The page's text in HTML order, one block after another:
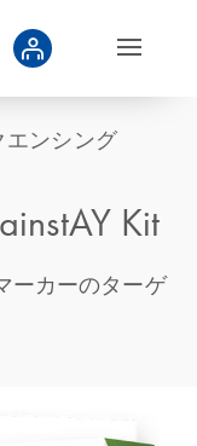
エンシング
Kit
ーカーのターゲ